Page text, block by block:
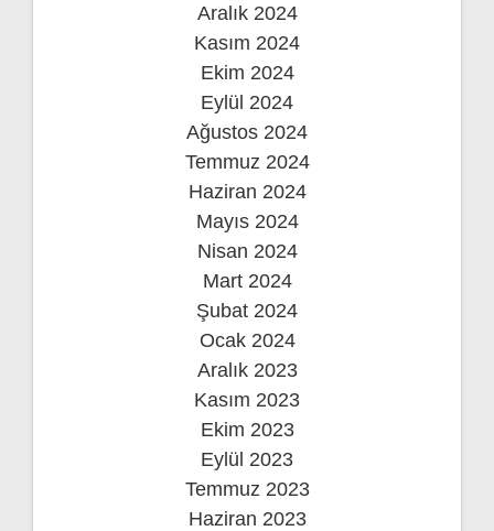
Aralık 2024
Kasım 2024
Ekim 2024
Eylül 2024
Ağustos 2024
Temmuz 2024
Haziran 2024
Mayıs 2024
Nisan 2024
Mart 2024
Şubat 2024
Ocak 2024
Aralık 2023
Kasım 2023
Ekim 2023
Eylül 2023
Temmuz 2023
Haziran 2023